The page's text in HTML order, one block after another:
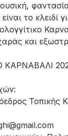
το κλειδί
και
Τοπικής